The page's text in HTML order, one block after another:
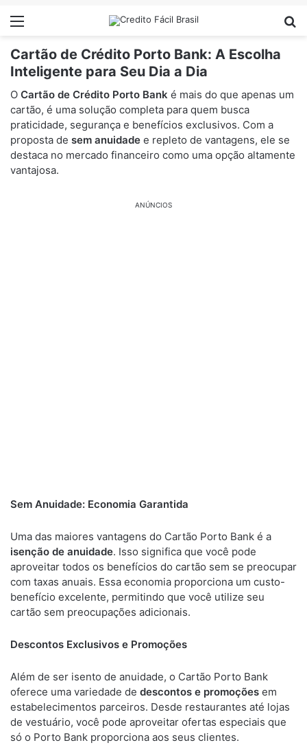
Menu
Cartão de Crédito Porto Bank: A Escolha
Inteligente para Seu Dia a Dia
O Cartão de Crédito Porto Bank é mais do que apenas um
cartão, é uma solução completa para quem busca
praticidade, segurança e benefícios exclusivos. Com a
proposta de sem anuidade e repleto de vantagens, ele se
destaca no mercado financeiro como uma opção altamente
vantajosa.
ANÚNCIOS
Sem Anuidade: Economia Garantida
Uma das maiores vantagens do Cartão Porto Bank é a
isenção de anuidade. Isso significa que você pode
aproveitar todos os benefícios do cartão sem se preocupar
com taxas anuais. Essa economia proporciona um custo-
benefício excelente, permitindo que você utilize seu
cartão sem preocupações adicionais.
Descontos Exclusivos e Promoções
Além de ser isento de anuidade, o Cartão Porto Bank
oferece uma variedade de descontos e promoções em
estabelecimentos parceiros. Desde restaurantes até lojas
de vestuário, você pode aproveitar ofertas especiais que
só o Porto Bank proporciona aos seus clientes.